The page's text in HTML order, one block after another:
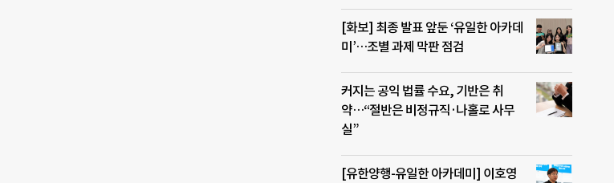
[화보] 최종 발표 앞둔 ‘유일한 아카데
미’…조별 과제 막판 점검
커지는 공익 법률 수요, 기반은 취
약…“절반은 비정규직·나홀로 사무
실”
[유한양행-유일한 아카데미] 이호영